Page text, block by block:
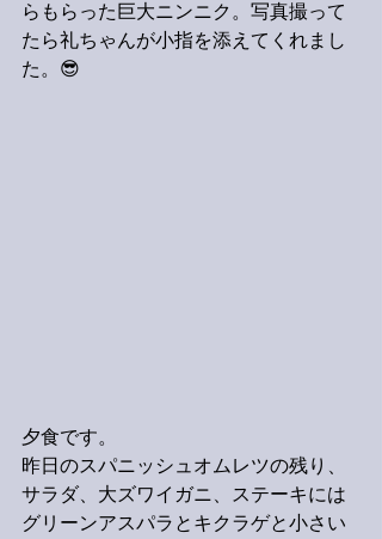
らもらった巨大ニンニク。写真撮って
たら礼ちゃんが小指を添えてくれまし
た。😎
夕食です。
昨日のスパニッシュオムレツの残り、
サラダ、大ズワイガニ、ステーキには
グリーンアスパラとキクラゲと小さい